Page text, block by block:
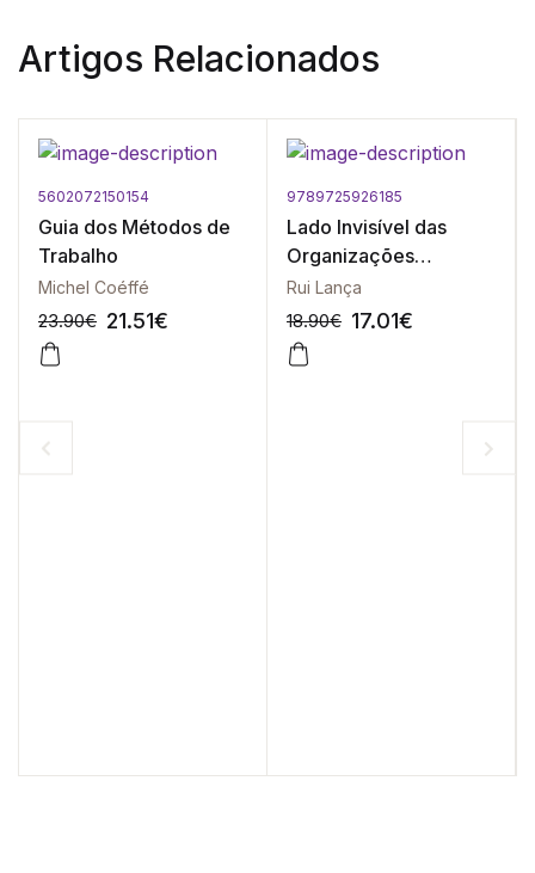
Artigos Relacionados
5602072150154
Guia dos Métodos de
Trabalho
Michel Coéffé
23.90€ 21.51€
-10%
9789725926185
Lado Invisível das
Organizações
Vencedoras, O
Rui Lança
18.90€ 17.01€